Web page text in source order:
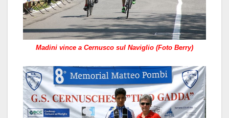
Madini vince a Cernusco sul Naviglio (Foto Berry)